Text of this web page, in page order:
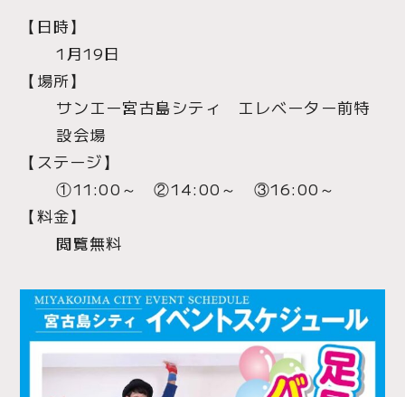
【日時】
1月19日
【場所】
サンエー宮古島シティ エレベーター前特
設会場
【ステージ】
①11:00～ ②14:00～ ③16:00～
【料金】
閲覧無料